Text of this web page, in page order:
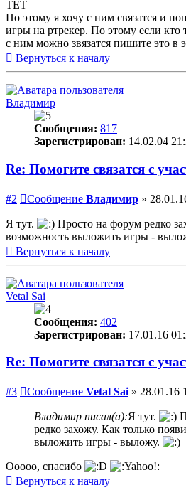
ТЕТ
По этому я хочу с ним связатся и
игры на ртрекер. По этому если кто
с ним можно звязатся пишите это в
Вернуться к началу
Владимир
Сообщения: 817
Зарегистрирован: 14.02.04
Re: Помогите связатся с
#2 Сообщение Владимир »
Я тут.
Просто на форум редко
возможность выложить игры -
Вернуться к началу
Vetal Sai
Сообщения: 402
Зарегистрирован: 17.01.16
Re: Помогите связатся с
#3 Сообщение Vetal Sai » 28.01.16
Владимир писал(а):Я тут.
редко захожу. Как только
выложить игры - выложу.
Ооооо, спасибо
Вернуться к началу